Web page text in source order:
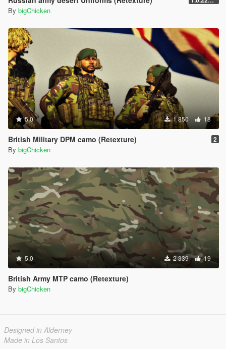
By bigChicken
5.0 1 850 18
British Military DPM camo (Retexture) 2
By bigChicken
5.0 2 339 19
British Army MTP camo (Retexture)
By bigChicken
Designed in Alderney
Made in Los Santos